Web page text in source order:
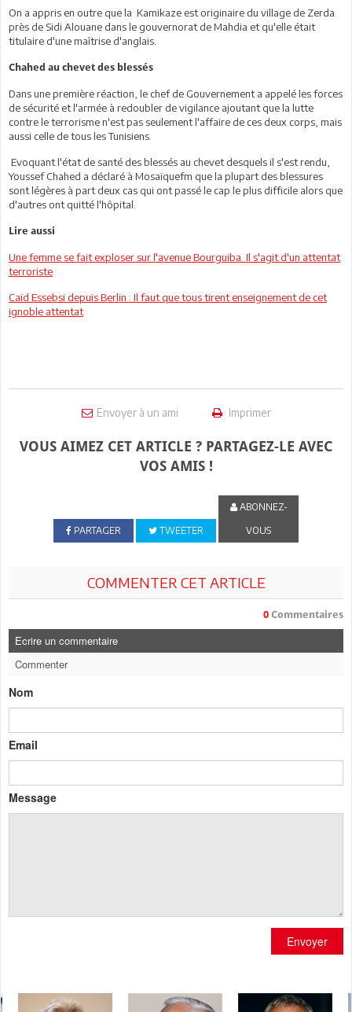
On a appris en outre que la Kamikaze est originaire du village de Zerda
près de Sidi Alouane dans le gouvernorat de Mahdia et qu'elle était
titulaire d'une maîtrise d'anglais.
Chahed au chevet des blessés
Dans une première réaction, le chef de Gouvernement a appelé les forces
de sécurité et l'armée à redoubler de vigilance ajoutant que la lutte
contre le terrorisme n'est pas seulement l'affaire de ces deux corps, mais
aussi celle de tous les Tunisiens.
Evoquant l'état de santé des blessés au chevet desquels il s'est rendu,
Youssef Chahed a déclaré à Mosaïquefm que la plupart des blessures
sont légères à part deux cas qui ont passé le cap le plus difficile alors que
d'autres ont quitté l'hôpital.
Lire aussi
Une femme se fait exploser sur l'avenue Bourguiba. Il s'agit d'un attentat
terroriste
Caïd Essebsi depuis Berlin : Il faut que tous tirent enseignement de cet
ignoble attentat
Envoyer à un ami Imprimer
VOUS AIMEZ CET ARTICLE ? PARTAGEZ-LE AVEC
VOS AMIS !
PARTAGER TWEETER
ABONNEZ-
VOUS
COMMENTER CET ARTICLE
0 Commentaires
Ecrire un commentaire
Commenter
Nom
Email
Message
Envoyer